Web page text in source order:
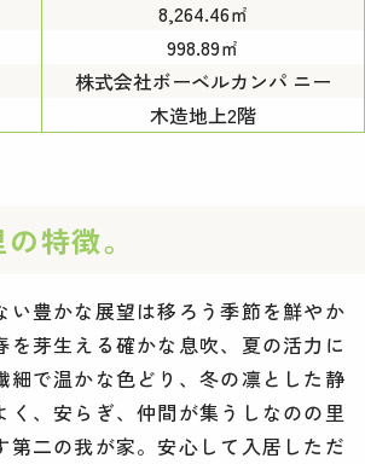
8,264.46㎡
998.89㎡
株式会社ボーベルカンパ ニー
木造地上2階
特徴。
い豊かな展望は移ろう季節を鮮やか
を芽生える確かな息吹、夏の活力に
細で温かな色どり、冬の凛とした静
く、安らぎ、仲間が集うしなのの里
第二の我が家。安心して入居しただ